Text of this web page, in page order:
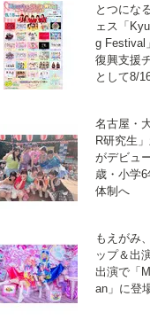
VTuber ディズ
とつにな
ェス「
g Festival
復興支援
として8/
名古屋・
R研究生
がデビュ
歳・小学
体制へ
もえがみ
ップ＆出
出演で「
an」に登